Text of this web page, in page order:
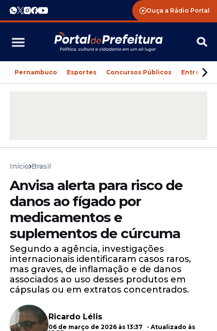
Ouça a Rádio Portal
Pernambuco Esportes Concursos Públicos
Início Brasil
Anvisa alerta para risco de
danos ao fígado por
medicamentos e
suplementos de cúrcuma
Segundo a agência, investigações
internacionais identificaram casos raros,
mas graves, de inflamação e de danos
associados ao uso desses produtos em
cápsulas ou em extratos concentrados.
Ricardo Lélis
06 de março de 2026 às 13:37 - Atualizado às